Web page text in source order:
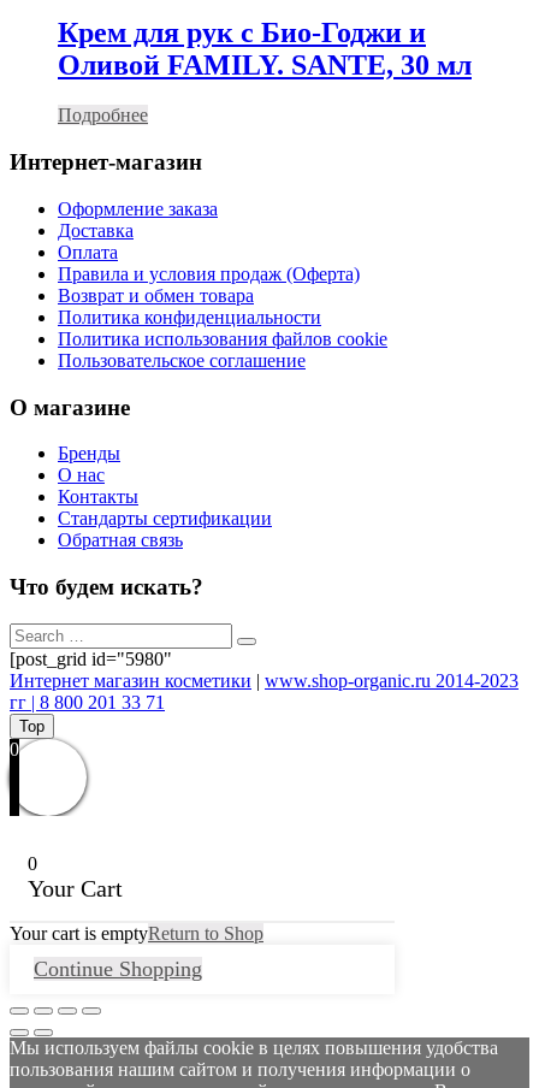
Крем для рук с Био-Годжи и
Оливой FAMILY. SANTE, 30 мл
Подробнее
Интернет-магазин
Оформление заказа
Доставка
Оплата
Правила и условия продаж (Оферта)
Возврат и обмен товара
Политика конфиденциальности
Политика использования файлов cookie
Пользовательское соглашение
О магазине
Бренды
О нас
Контакты
Стандарты сертификации
Обратная связь
Что будем искать?
[post_grid id="5980"
Интернет магазин косметики | www.shop-organic.ru 2014-2023
гг | 8 800 201 33 71
Top
0
0
Your Cart
Your cart is emptyReturn to Shop
Continue Shopping
Мы используем файлы cookie в целях повышения удобства
пользования нашим сайтом и получения информации о